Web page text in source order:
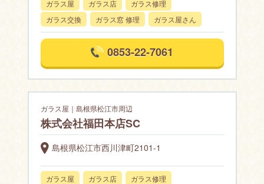
ガラス屋 ガラス店
ガラス修理
ガラス交換
ガラス窓 修理 ガラス屋さん
0853-22-7061
ガラス屋｜島根県松江市周辺
株式会社福田本店SC
島根県松江市西川津町2101-1
ガラス屋 ガラス店
ガラス修理